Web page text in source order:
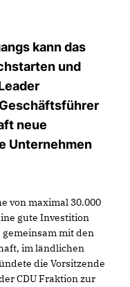
kann das
und
neue
Unternehmen
von maximal 30.000
gute Investition
mit den
im ländlichen
die Vorsitzende
CDU Fraktion zur